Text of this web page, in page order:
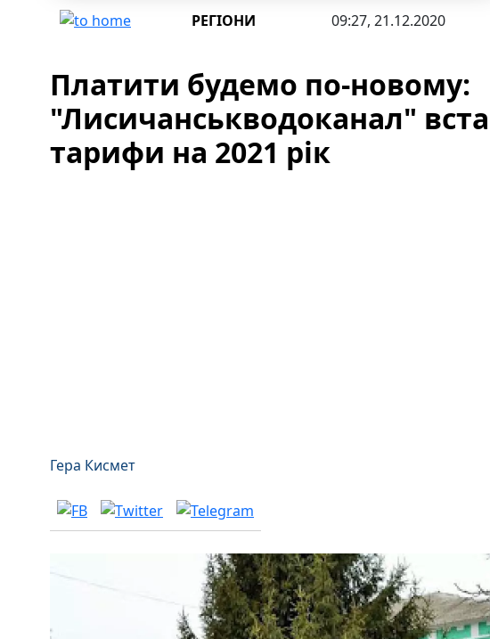
РЕГІОНИ 09:27, 21.12.2020
Платити будемо по-новому:
"Лисичанськводоканал"
тарифи на 2021 рік
Гера Кисмет